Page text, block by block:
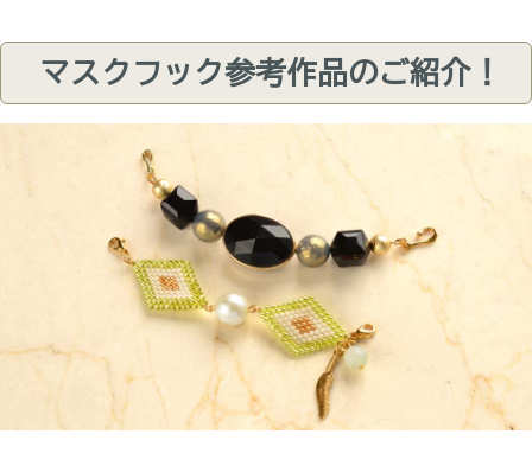
マスクフック参考作品のご紹介！